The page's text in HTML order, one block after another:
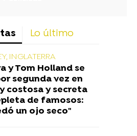
Lo último
INGLATERRA
y Tom Holland se
segunda vez en
costosa y secreta
de famosos:
un ojo seco"